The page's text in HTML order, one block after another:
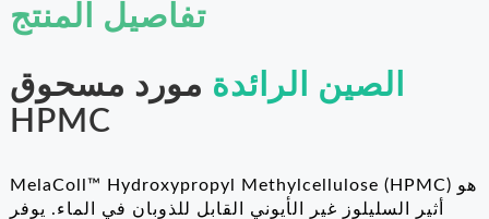
تفاصيل المنتج
الصين الرائدة مورد مسحوق
HPMC
MelaColl™ Hydroxypropyl Methylcellulose (HPMC) هو
أثير السليلوز غير الأيوني القابل للذوبان في الماء. يوفر